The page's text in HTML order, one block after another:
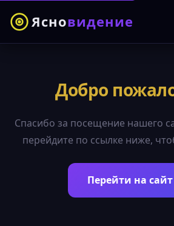
Ясновидение
Добро
Спасибо за посещение нашего
перейдите по ссылке ниже,
Перейти на